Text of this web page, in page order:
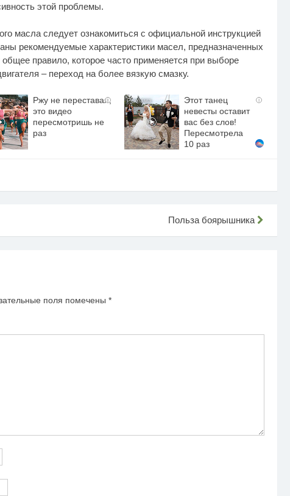
этой проблемы.
масла следует ознакомиться с официальной инструкцией
рекомендуемые характеристики масел, предназначенных
правило, которое часто применяется при выборе
– переход на более вязкую смазку.
i
Ржу не переставая,
это видео
пересмотришь не
раз
i
Этот танец
невесты оставит
вас без слов!
Пересмотрела
10 раз
Польза боярышника
поля помечены *